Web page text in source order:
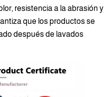
resistencia a la abrasión y
que los productos se
después de lavados